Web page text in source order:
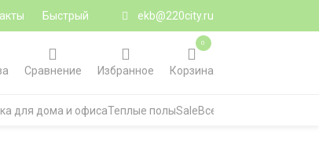
Быстрый
ekb@220city.ru
Сравнение Избранное Корзина
0
для дома и офисаТеплые полыSaleВсе категории